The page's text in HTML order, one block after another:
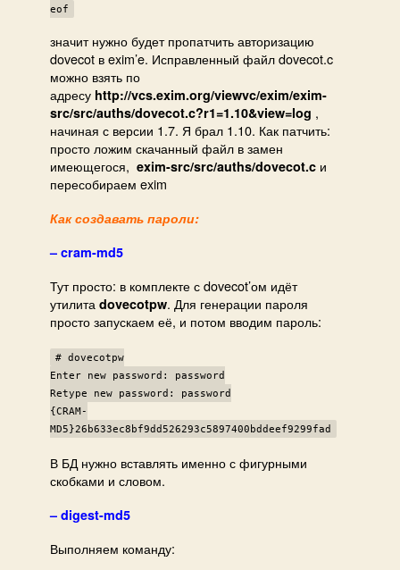
eof
значит нужно будет пропатчить авторизацию
dovecot в exim’e. Исправленный файл dovecot.c
можно взять по
адресу http://vcs.exim.org/viewvc/exim/exim-
src/src/auths/dovecot.c?r1=1.10&view=log ,
начиная с версии 1.7. Я брал 1.10. Как патчить:
просто ложим скачанный файл в замен
имеющегося, exim-src/src/auths/dovecot.c и
пересобираем exim
Как создавать пароли:
– cram-md5
Тут просто: в комплекте с dovecot’ом идёт
утилита dovecotpw. Для генерации пароля
просто запускаем её, и потом вводим пароль:
# dovecotpw
Enter new password: password
Retype new password: password
{CRAM-
MD5}26b633ec8bf9dd526293c5897400bddeef9299fad
В БД нужно вставлять именно с фигурными
скобками и словом.
– digest-md5
Выполняем команду: